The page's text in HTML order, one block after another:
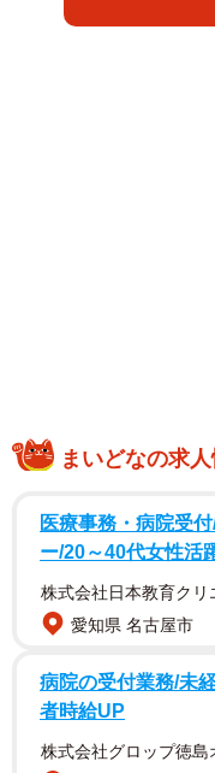
まいどなの求
医療事務・病院受
ー/20～40代女性活
株式会社日本教育クリ
愛知県 名古屋市
病院の受付業務/未
者時給UP
株式会社グロップ徳島